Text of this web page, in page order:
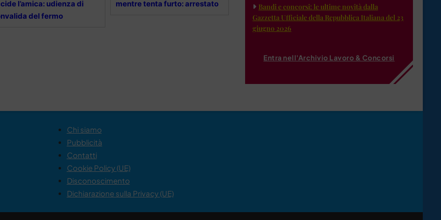
l’amica: udienza di
del fermo
mentre tenta furto: arrestato
Bandi e concorsi: le ultime novità dalla
Gazzetta Ufficiale della Repubblica Italiana del 23
giugno 2026
Entra nell'Archivio Lavoro & Concorsi
Chi siamo
Pubblicità
Contatti
Cookie Policy (UE)
Disconoscimento
Dichiarazione sulla Privacy (UE)